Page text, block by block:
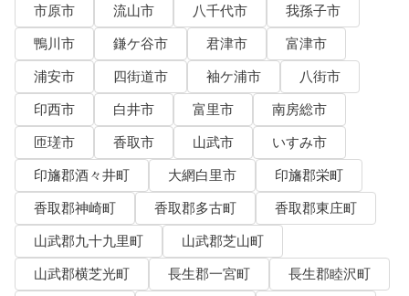
市原市
流山市 八千代市
我孫子市
鴨川市
鎌ケ谷市 君津市
富津市
浦安市
四街道市 袖ケ浦市
八街市
印西市
白井市 富里市
南房総市
匝瑳市
香取市 山武市
いすみ市
印旛郡酒々井町
大網白里市
印旛郡栄町
香取郡神崎町
香取郡多古町
香取郡東庄町
山武郡九十九里町
山武郡芝山町
山武郡横芝光町
長生郡一宮町
長生郡睦沢町